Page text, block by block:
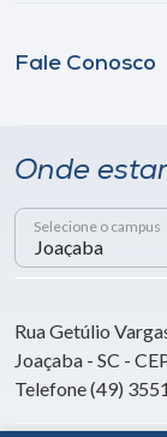
Fale Conosco
Onde
Selecione o campus
Rua Getúlio
Joaçaba - SC -
Telefone (49)